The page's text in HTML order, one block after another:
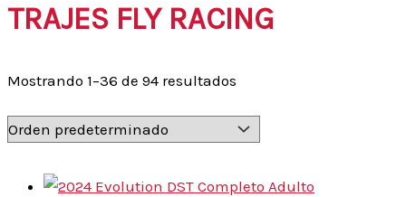
TRAJES FLY RACING
Mostrando 1–36 de 94 resultados